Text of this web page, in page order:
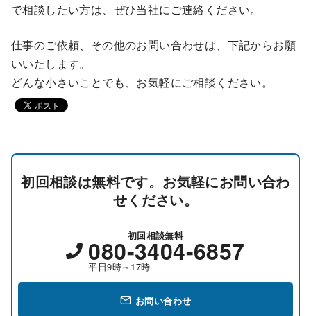
で相談したい方は、ぜひ当社にご連絡ください。
仕事のご依頼、その他のお問い合わせは、下記からお願
いいたします。
どんな小さいことでも、お気軽にご相談ください。
初回相談は無料です。お気軽にお問い合わ
せください。
初回相談無料
080-3404-6857
平日9時～17時
お問い合わせ